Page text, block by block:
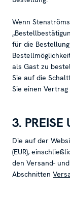
Wenn
für die
als Gast zu
Sie auf die
Sie einen
3. PREISE
Die auf der
(EUR),
den Versand-
Abschnitten